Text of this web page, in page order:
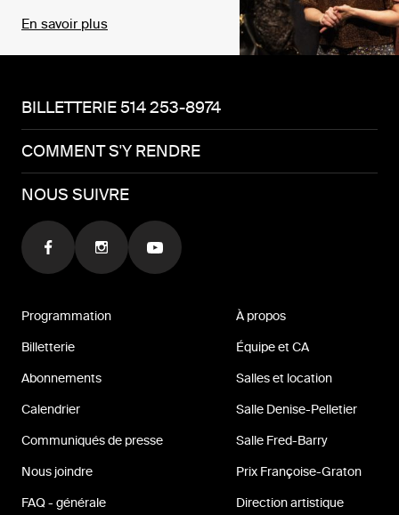
En savoir plus
BILLETTERIE 514 253-8974
COMMENT S'Y RENDRE
NOUS SUIVRE
Programmation
Billetterie
Abonnements
Calendrier
Communiqués de presse
Nous joindre
FAQ - générale
À propos
Équipe et CA
Salles et location
Salle Denise-Pelletier
Salle Fred-Barry
Prix Françoise-Graton
Direction artistique